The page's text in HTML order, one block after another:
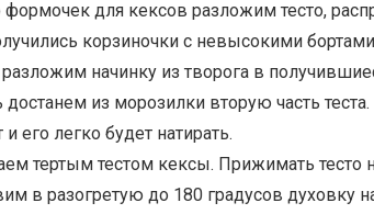
формочек для кексов разложим тесто,
корзиночки с невысокими
начинку из творога в
достанем из морозилки вторую часть
и его легко будет натирать.
тертым тестом кексы. Прижимать
в разогретую до 180 градусов духовку